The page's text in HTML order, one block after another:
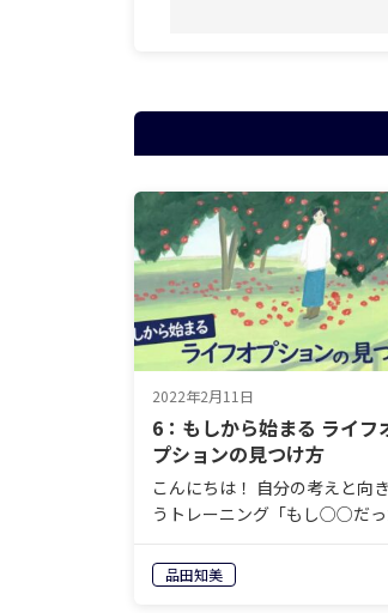
2022年2月11日
6：もしから始まる ライフ
プションの見つけ方
こんにちは！ 自分の考えと向
うトレーニング「もし○○だ
も行っていきましょう。 誰かに
表する必要もないので、リラッ
品田知美